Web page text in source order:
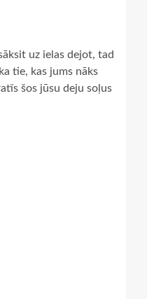
uz ielas dejot, tad
tie, kas jums nāks
šos jūsu deju soļus